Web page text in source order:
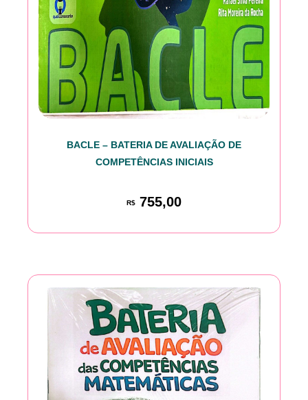
BACLE – BATERIA DE AVALIAÇÃO DE
COMPETÊNCIAS INICIAIS
R$ 755,00